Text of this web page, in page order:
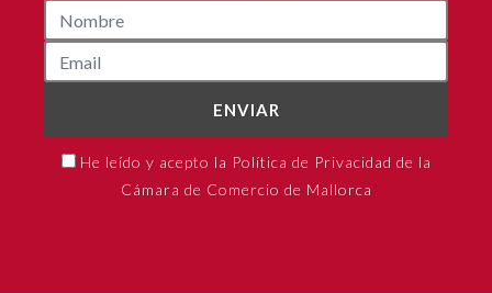
ENVIAR
He leído y acepto la Política de Privacidad de la
Cámara de Comercio de Mallorca